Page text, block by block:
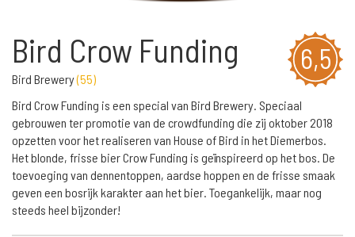
6,5
Bird Crow Funding
Bird Brewery(55)
Bird Crow Funding is een special van Bird Brewery. Speciaal
gebrouwen ter promotie van de crowdfunding die zij oktober 2018
opzetten voor het realiseren van House of Bird in het Diemerbos.
Het blonde, frisse bier Crow Funding is geïnspireerd op het bos. De
toevoeging van dennentoppen, aardse hoppen en de frisse smaak
geven een bosrijk karakter aan het bier. Toegankelijk, maar nog
steeds heel bijzonder!